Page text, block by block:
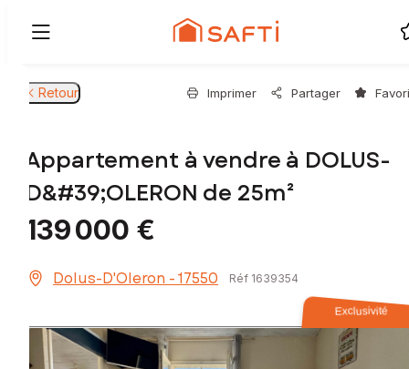
Retour Imprimer Partager
Appartement à vendre à DOLUS-
D&#39;OLERON de 25m²
139 000 €
Dolus-D'Oleron - 17550 Réf 1639354
Exclusivité